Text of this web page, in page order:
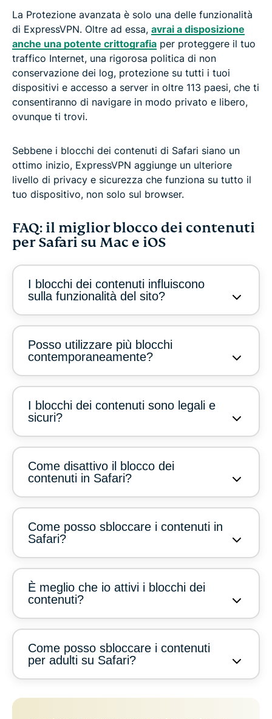
La Protezione avanzata è solo una delle funzionalità
di ExpressVPN. Oltre ad essa, avrai a disposizione
anche una potente crittografia per proteggere il tuo
traffico Internet, una rigorosa politica di non
conservazione dei log, protezione su tutti i tuoi
dispositivi e accesso a server in oltre 113 paesi, che ti
consentiranno di navigare in modo privato e libero,
ovunque ti trovi.
Sebbene i blocchi dei contenuti di Safari siano un
ottimo inizio, ExpressVPN aggiunge un ulteriore
livello di privacy e sicurezza che funziona su tutto il
tuo dispositivo, non solo sul browser.
FAQ: il miglior blocco dei contenuti
per Safari su Mac e iOS
I blocchi dei contenuti influiscono
sulla funzionalità del sito?
Posso utilizzare più blocchi
contemporaneamente?
I blocchi dei contenuti sono legali e
sicuri?
Come disattivo il blocco dei
contenuti in Safari?
Come posso sbloccare i contenuti in
Safari?
È meglio che io attivi i blocchi dei
contenuti?
Come posso sbloccare i contenuti
per adulti su Safari?